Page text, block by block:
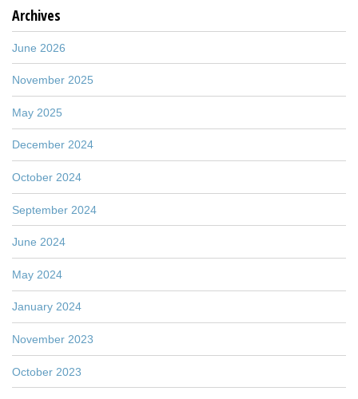
Archives
June 2026
November 2025
May 2025
December 2024
October 2024
September 2024
June 2024
May 2024
January 2024
November 2023
October 2023